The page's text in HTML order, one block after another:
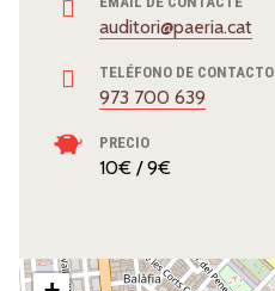
auditori@paeria.cat
TELÉFONO DE CONTACTO
973 700 639
PRECIO
10€ / 9€